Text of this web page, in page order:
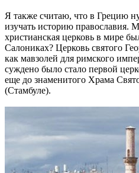
Я также считаю, что в Грецию
изучать историю православия.
христианская церковь в мире
Салониках? Церковь святого
как мавзолей для римского
суждено было стало первой
еще до знаменитого Храма
(Стамбуле).